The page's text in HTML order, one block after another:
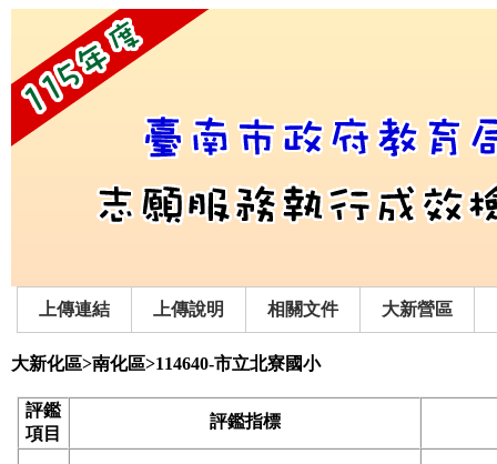
上傳連結 上傳說明 相關文件 大新營區
大新化區>南化區>114640-市立北寮國小
評鑑
項目
評鑑指標